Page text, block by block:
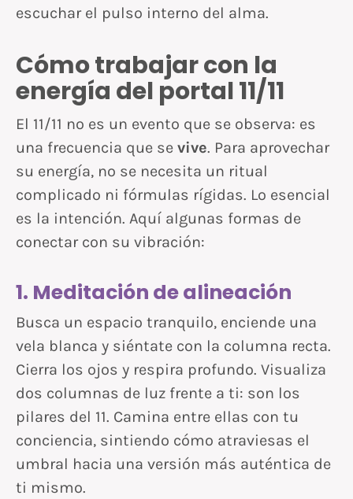
escuchar el pulso interno del alma.
Cómo trabajar con la
energía del portal 11/11
El 11/11 no es un evento que se observa: es
una frecuencia que se vive. Para aprovechar
su energía, no se necesita un ritual
complicado ni fórmulas rígidas. Lo esencial
es la intención. Aquí algunas formas de
conectar con su vibración:
1. Meditación de alineación
Busca un espacio tranquilo, enciende una
vela blanca y siéntate con la columna recta.
Cierra los ojos y respira profundo. Visualiza
dos columnas de luz frente a ti: son los
pilares del 11. Camina entre ellas con tu
conciencia, sintiendo cómo atraviesas el
umbral hacia una versión más auténtica de
ti mismo.